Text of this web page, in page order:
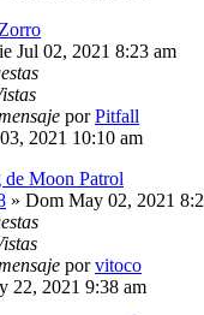
Jul 02, 2021 8:23 am
porPitfall
2021 10:10 am
Moon Patrol
» Dom May 02, 2021
porvitoco
22, 2021 9:38 am